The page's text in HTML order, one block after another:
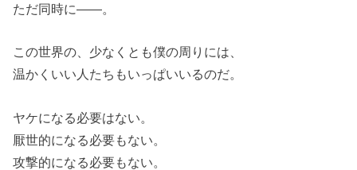
ただ同時に――。
この世界の、少なくとも僕の周りには、
温かくいい人たちもいっぱいいるのだ。
ヤケになる必要はない。
厭世的になる必要もない。
攻撃的になる必要もない。